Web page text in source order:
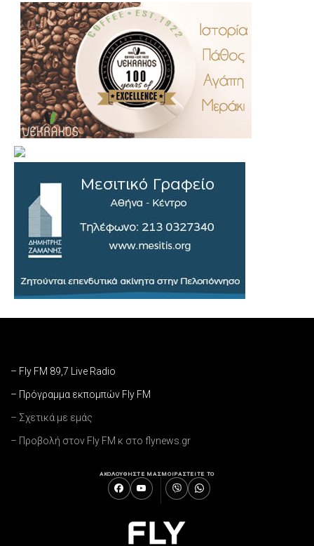
– Fly FM 89,7 Live Radio
– Πρόγραμμα εκπομπών Fly FM
– Σχετικά με εμάς
– Προβολή στον Fly FM κ στο flynews.gr
ΑΚΟΛΟΥΘΗΣΤΕ ΜΑΣΜΟΙΡΑΣΤΕΙΤΕ ΤΟ